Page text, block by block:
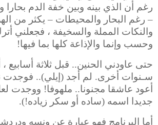
رغم أن الذي بينه وبين خفة الدم
– رغم البحار والمحيطات – يكثر من
والنكات المملة والسخيفة ، فجعلني
وحسب وإنما والإذاعة كلها بما فيها!
حتى عاودني الحنين.. قبل ثلاثة أسابيع
سـنوات أخرى. لم أجد (إيلي)..
أعود عاشقا مجنونا.. ملهوفا! ووجدت
جديدا اسمه (ساده أو سكر زياده!).
أما البرنامج فهو عبارة عن ونسه